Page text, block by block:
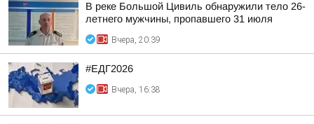
В реке Большой Цивиль обнаружили тело 26-
летнего мужчины, пропавшего 31 июля
Вчера, 20:39
#ЕДГ2026
Вчера, 16:38